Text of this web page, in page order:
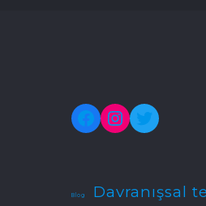
Facebook
Instagram
Twitter
Blog Davranışsal